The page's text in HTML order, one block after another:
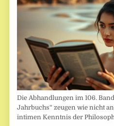
Die Abhandlungen im 106.
Jahrbuchs“ zeugen wie nicht
intimen Kenntnis der